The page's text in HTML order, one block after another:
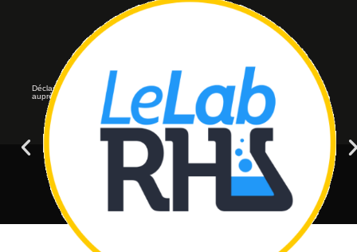
Déclaration d’activité de formation enregistrée sous le numéro 11756184975
auprès du préfet de région d’Ile-de-France.
© All rights reserved
Axomega Care - 2023